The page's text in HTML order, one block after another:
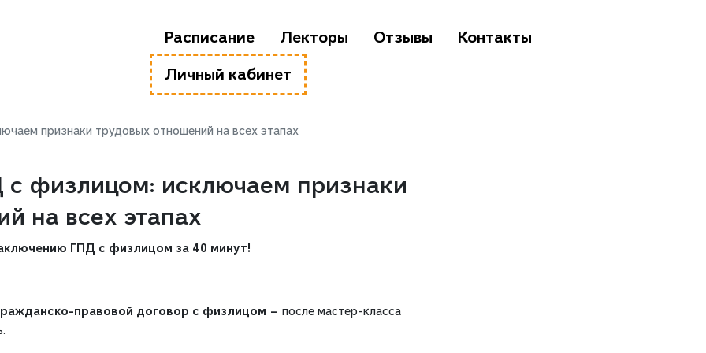
Расписание Лекторы Отзывы Контакты
Личный кабинет
признаки трудовых отношений на всех этапах
физлицом: исключаем признаки
на всех этапах
ГПД с физлицом за 40 минут!
правовой договор с физлицом — после мастер-класса